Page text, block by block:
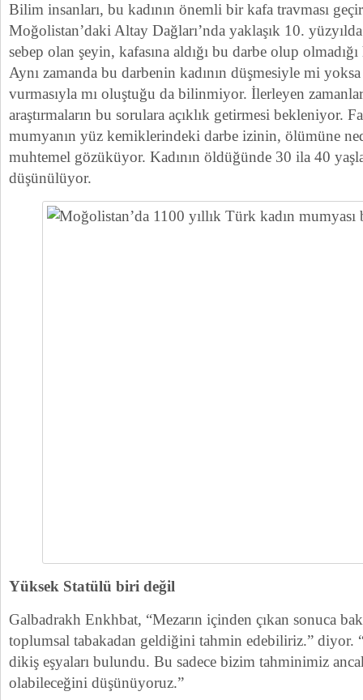
Bilim insanları, bu kadının önemli bir kafa travması
Moğolistan’daki Altay Dağları’nda yaklaşık 10.
sebep olan şeyin, kafasına aldığı bu darbe olup
Aynı zamanda bu darbenin kadının düşmesiyle mi yoksa
vurmasıyla mı oluştuğu da bilinmiyor. İlerleyen
araştırmaların bu sorulara açıklık getirmesi bekleniyor.
mumyanın yüz kemiklerindeki darbe izinin, ölümüne
muhtemel gözüküyor. Kadının öldüğünde 30 ila 40
düşünülüyor.
Yüksek Statülü biri değil
Galbadrakh Enkhbat, “Mezarın içinden çıkan sonuca
toplumsal tabakadan geldiğini tahmin edebiliriz.” diyor.
dikiş eşyaları bulundu. Bu sadece bizim tahminimiz
olabileceğini düşünüyoruz.”